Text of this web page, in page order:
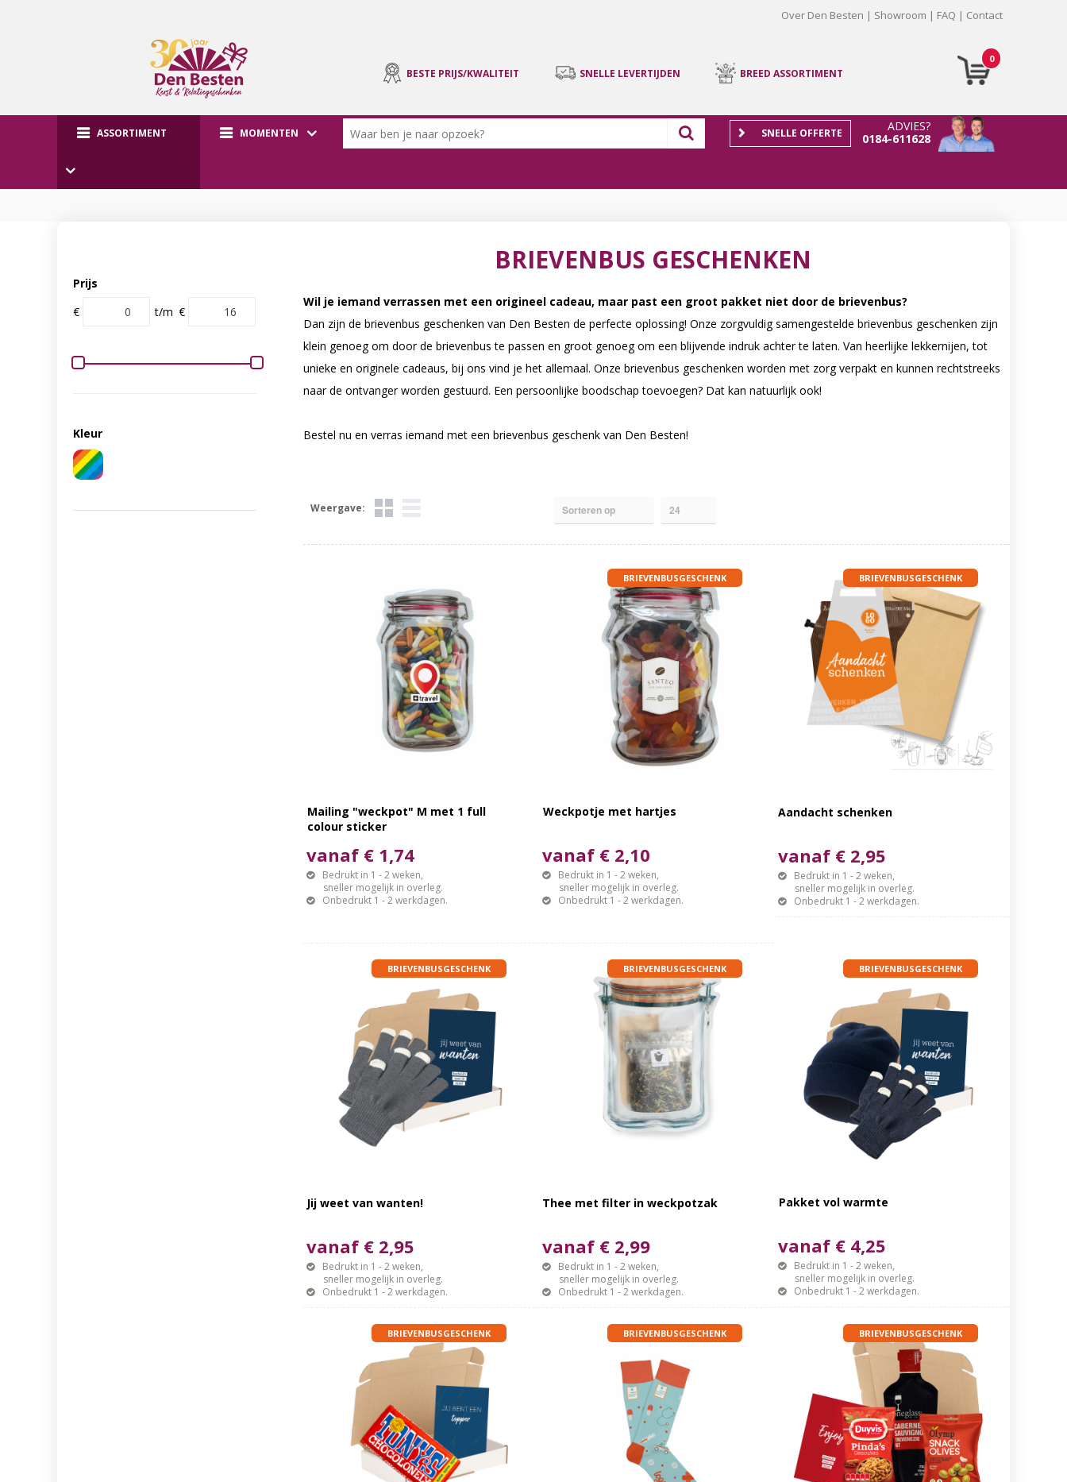
Over Den Besten Showroom FAQ Contact
0
BESTE PRIJS/KWALITEIT SNELLE LEVERTIJDEN BREED ASSORTIMENT
ASSORTIMENT MOMENTEN
ADVIES?
0184-611628
SNELLE OFFERTE
Prijs
€
t/m €
Kleur
BRIEVENBUS GESCHENKEN
Wil je iemand verrassen met een origineel cadeau, maar past een groot pakket niet door de brievenbus?
Dan zijn de brievenbus geschenken van Den Besten de perfecte oplossing! Onze zorgvuldig samengestelde brievenbus geschenken zijn
klein genoeg om door de brievenbus te passen en groot genoeg om een blijvende indruk achter te laten. Van heerlijke lekkernijen, tot
unieke en originele cadeaus, bij ons vind je het allemaal. Onze brievenbus geschenken worden met zorg verpakt en kunnen rechtstreeks
naar de ontvanger worden gestuurd. Een persoonlijke boodschap toevoegen? Dat kan natuurlijk ook!
Bestel nu en verras iemand met een brievenbus geschenk van Den Besten!
Weergave:
Mailing "weckpot" M met 1 full
colour sticker
vanaf € 1,74
Bedrukt in 1 - 2 weken,
sneller mogelijk in overleg.
Onbedrukt 1 - 2 werkdagen.
BRIEVENBUSGESCHENK
Weckpotje met hartjes
vanaf € 2,10
Bedrukt in 1 - 2 weken,
sneller mogelijk in overleg.
Onbedrukt 1 - 2 werkdagen.
BRIEVENBUSGESCHENK
Aandacht schenken
vanaf € 2,95
Bedrukt in 1 - 2 weken,
sneller mogelijk in overleg.
Onbedrukt 1 - 2 werkdagen.
BRIEVENBUSGESCHENK
Jij weet van wanten!
vanaf € 2,95
Bedrukt in 1 - 2 weken,
sneller mogelijk in overleg.
Onbedrukt 1 - 2 werkdagen.
BRIEVENBUSGESCHENK
Thee met filter in weckpotzak
vanaf € 2,99
Bedrukt in 1 - 2 weken,
sneller mogelijk in overleg.
Onbedrukt 1 - 2 werkdagen.
BRIEVENBUSGESCHENK
Pakket vol warmte
vanaf € 4,25
Bedrukt in 1 - 2 weken,
sneller mogelijk in overleg.
Onbedrukt 1 - 2 werkdagen.
BRIEVENBUSGESCHENK BRIEVENBUSGESCHENK BRIEVENBUSGESCHENK